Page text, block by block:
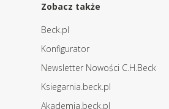
Zobacz także
Beck.pl
Konfigurator
Newsletter Nowości C.H.Beck
Ksiegarnia.beck.pl
Akademia.beck.pl